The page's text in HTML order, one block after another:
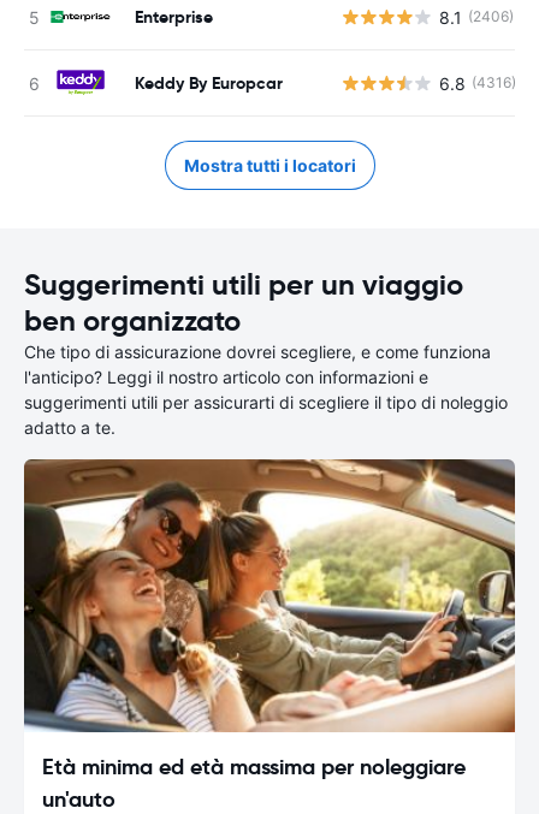
Enterprise 8.1 (2406)
Keddy By Europcar 6.8 (4316)
Mostra tutti i locatori
Suggerimenti utili per un viaggio
ben organizzato
Che tipo di assicurazione dovrei scegliere, e come funziona
l'anticipo? Leggi il nostro articolo con informazioni e
suggerimenti utili per assicurarti di scegliere il tipo di noleggio
adatto a te.
Età minima ed età massima per noleggiare
un'auto